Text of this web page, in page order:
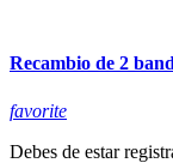
Recambio de 2
favorite
Debes de estar